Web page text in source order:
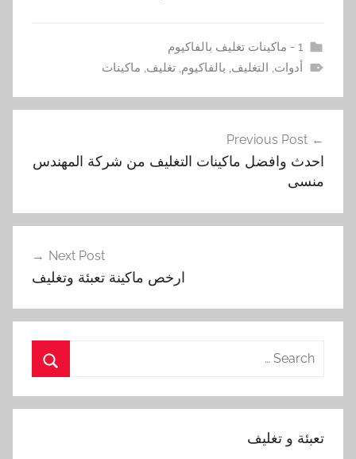
1 - ماكينات تغليف بالفاكيوم
أدوات, التغليف, بالفاكيوم,تغليف, ماكينات
المقالات
Previous Post
احدث وافضل ماكينات التغليف من شركة المهندس
منسى
Next Post
ارخص ماكينة تعبئة وتغليف
Search
تعبئة و تغليف